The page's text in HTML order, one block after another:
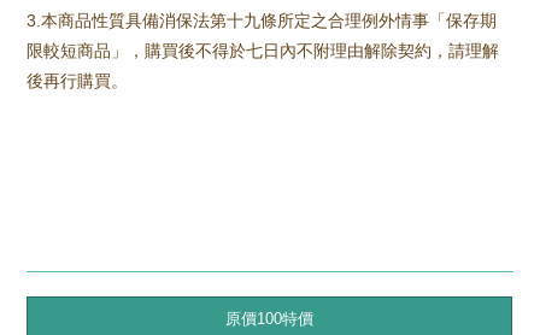
3.本商品性質具備消保法第十九條所定之合理例外情事「保存期
限較短商品」，購買後不得於七日內不附理由解除契約，請理解
後再行購買。
原價100特價